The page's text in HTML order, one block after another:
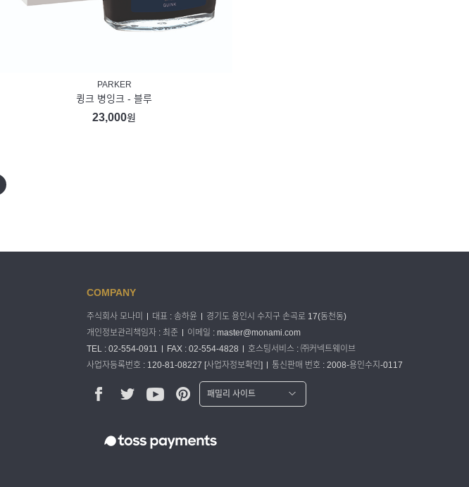
PARKER
큉크 병잉크 - 블루
23,000원
COMPANY
주식회사 모나미 대표 : 송하윤
경기도 용인시 수지구 손곡로 17(동천동)
개인정보관리책임자 : 최준
이메일 : master@monami.com
TEL : 02-554-0911
FAX : 02-554-4828
호스팅서비스 : ㈜커넥트웨이브
사업자등록번호 : 120-81-08227 [사업자정보확인] 통신판매 번호 : 2008-용인수지-0117
패밀리 사이트
파카 글로벌